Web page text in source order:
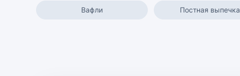
Вафли Постная выпечка